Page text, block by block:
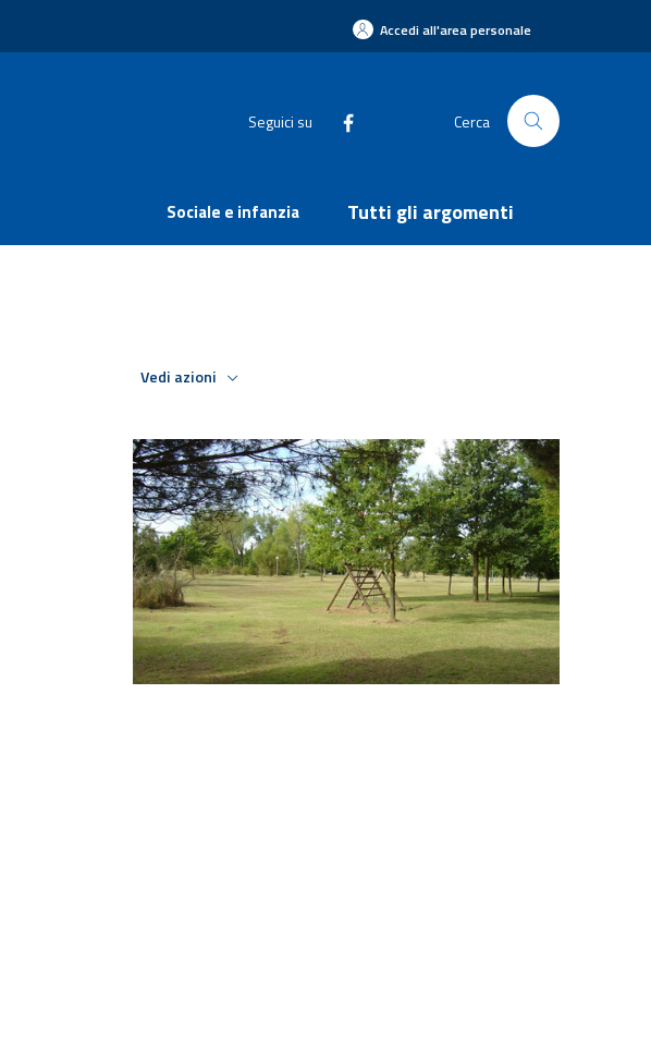
Accedi all'area personale
Seguici su Cerca
Sociale e infanzia Tutti gli argomenti
Vedi azioni